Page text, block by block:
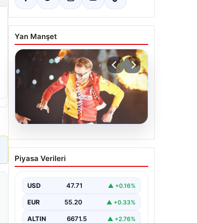
Yan Manşet
06.08.2026
Barış Alper Yılmaz
transferinde sürpriz!
pay
Piyasa Verileri
USD 47.71 ▲ +0.16%
EUR 55.20 ▲ +0.33%
ALTIN 6671.5 ▲ +2.76%